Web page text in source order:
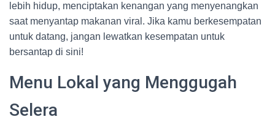
lebih hidup, menciptakan kenangan yang menyenangkan
saat menyantap makanan viral. Jika kamu berkesempatan
untuk datang, jangan lewatkan kesempatan untuk
bersantap di sini!
Menu Lokal yang Menggugah
Selera